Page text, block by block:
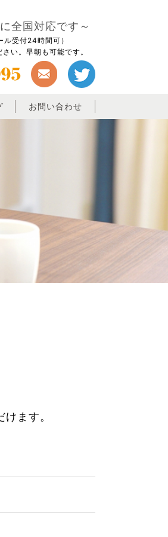
全国対応です～
受付24時間可）
い。早朝も可能です。
お問い合わせ
ます。